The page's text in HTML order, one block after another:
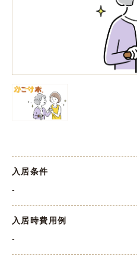
入居条件
-
入居時費用例
-